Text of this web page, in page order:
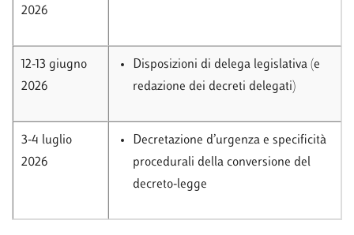
2026
12-13 giugno
2026
Disposizioni di delega legislativa (e
redazione dei decreti delegati)
3-4 luglio
2026
Decretazione d’urgenza e specificità
procedurali della conversione del
decreto-legge